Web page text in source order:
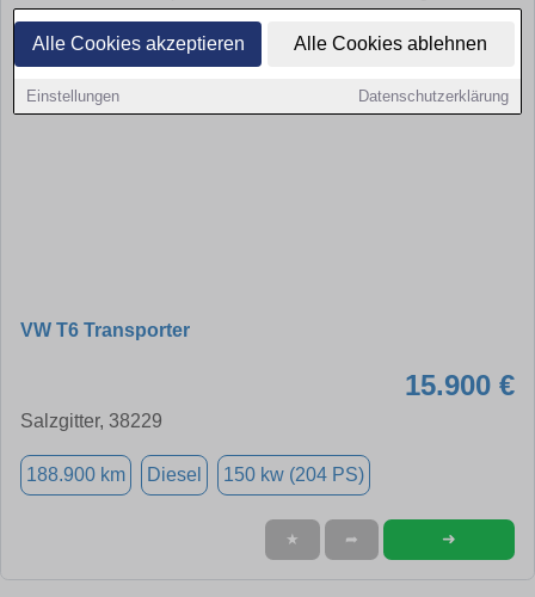
Alle Cookies akzeptieren Alle Cookies ablehnen
Einstellungen Datenschutzerklärung
VW T6 Transporter
15.900 €
Salzgitter, 38229
188.900 km Diesel 150 kw (204 PS)
★ ➦ ➜